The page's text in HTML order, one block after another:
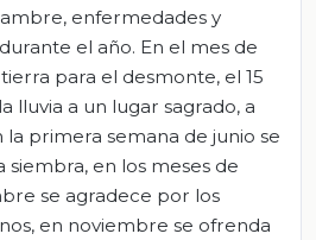
enfermedades y
el año. En el mes de
para el desmonte, el 15
lluvia a un lugar sagrado, a
la primera semana de junio se
en los meses de
se agradece por los
en noviembre se ofrenda